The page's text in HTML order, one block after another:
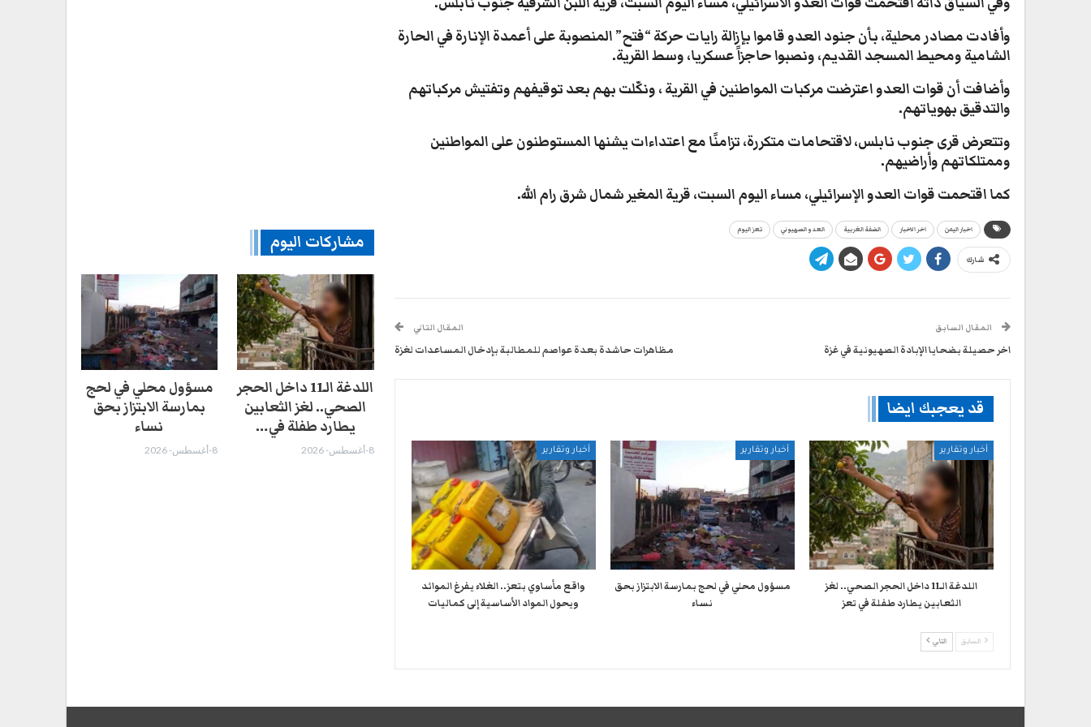
وأفادت مصادر محلية، بأن جنود العدو قاموا بإزالة رايات حركة “فتح” المنصوبة على أعمدة الإنارة في الحارة
الشامية ومحيط المسجد القديم، ونصبوا حاجزاً عسكريا، وسط القرية.
وأضافت أن قوات العدو اعترضت مركبات المواطنين في القرية ، ونكّلت بهم بعد توقيفهم وتفتيش مركباتهم
والتدقيق بهوياتهم.
وتتعرض قرى جنوب نابلس، لاقتحامات متكررة، تزامنًا مع اعتداءات يشنها المستوطنون على المواطنين
وممتلكاتهم وأراضيهم.
كما اقتحمت قوات العدو الإسرائيلي، مساء اليوم السبت، قرية المغير شمال شرق رام الله.
اخبار اليمن اخر الاخبار الضفة الغربية العدو الصهيوني تعز اليوم
شارك
المقال السابق
اخر حصيلة بضحايا الإبادة الصهيونية في غزة
المقال التالي
مظاهرات حاشدة بعدة عواصم للمطالبة بإدخال المساعدات لغزة
قد يعجبك ايضا
أخبار وتقارير
اللدغة الـ11 داخل الحجر الصحي.. لغز
الثعابين يطارد طفلة في تعز
أخبار وتقارير
مسؤول محلي في لحج بمارسة الابتزاز بحق
نساء
أخبار وتقارير
واقع مأساوي بتعز.. الغلاء يفرغ الموائد
ويحول المواد الأساسية إلى كماليات
السابق التالي
مشاركات اليوم
اللدغة الـ11 داخل الحجر
الصحي.. لغز الثعابين
يطارد طفلة في…
8-أغسطس- 2026
مسؤول محلي في لحج
بمارسة الابتزاز بحق
نساء
8-أغسطس- 2026